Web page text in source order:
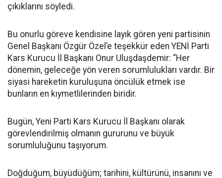
çıkıklarını söyledi.
Bu onurlu göreve kendisine layık gören yeni partisinin
Genel Başkanı Özgür Özel’e teşekkür eden YENİ Parti
Kars Kurucu İl Başkanı Onur Uluşdaşdemir: “Her
dönemin, geleceğe yön veren sorumlulukları vardır. Bir
siyasi hareketin kuruluşuna öncülük etmek ise
bunların en kıymetlilerinden biridir.
Bugün, Yeni Parti Kars Kurucu İl Başkanı olarak
görevlendirilmiş olmanın gururunu ve büyük
sorumluluğunu taşıyorum.
Doğduğum, büyüdüğüm; tarihini, kültürünü, insanını ve